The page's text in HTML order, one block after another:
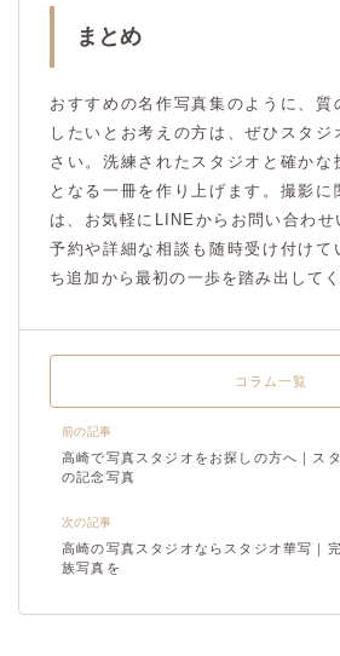
まとめ
おすすめの名作写真集のように、質
したいとお考えの方は、ぜひスタジ
さい。洗練されたスタジオと確かな
となる一冊を作り上げます。撮影に
は、お気軽にLINEからお問い合わ
予約や詳細な相談も随時受け付けて
ち追加から最初の一歩を踏み出してく
前の記事
高崎で写真スタジオをお探しの方へ｜ス
の記念写真
コラム一覧
次の記事
高崎の写真スタジオならスタジオ華写｜
族写真を